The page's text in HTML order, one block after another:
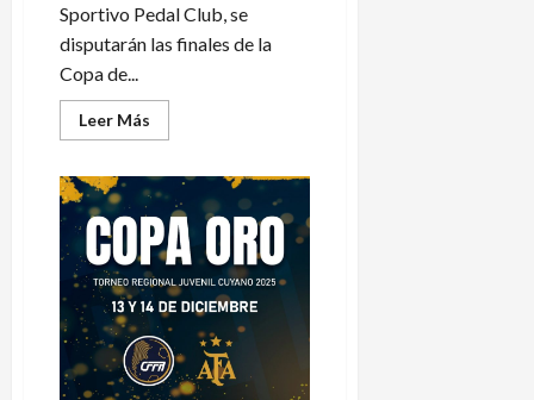
Sportivo Pedal Club, se
disputarán las finales de la
Copa de...
Leer Más
más
Se
juegan
las
finales
del
Torneo
Sureño
de
Maxi
básquet